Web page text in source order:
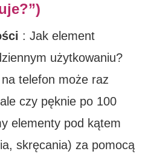
: Jak element
użytkowaniu?
telefon może raz
czy pęknie po 100
elementy pod kątem
skręcania) za pomocą